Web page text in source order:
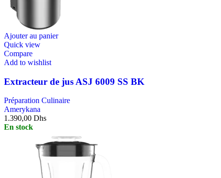
Ajouter au panier
Quick view
Compare
Add to wishlist
Extracteur de jus ASJ 6009 SS BK
Préparation Culinaire
Amerykana
1.390,00 Dhs
En stock